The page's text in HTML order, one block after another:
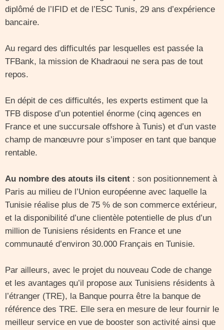
diplômé de l’IFID et de l’ESC Tunis, 29 ans d’expérience
bancaire.
Au regard des difficultés par lesquelles est passée la
TFBank, la mission de Khadraoui ne sera pas de tout
repos.
En dépit de ces difficultés, les experts estiment que la
TFB dispose d’un potentiel énorme (cinq agences en
France et une succursale offshore à Tunis) et d’un vaste
champ de manœuvre pour s’imposer en tant que banque
rentable.
Au nombre des atouts ils citent : son positionnement à
Paris au milieu de l’Union européenne avec laquelle la
Tunisie réalise plus de 75 % de son commerce extérieur,
et la disponibilité d’une clientèle potentielle de plus d’un
million de Tunisiens résidents en France et une
communauté d’environ 30.000 Français en Tunisie.
Par ailleurs, avec le projet du nouveau Code de change
et les avantages qu’il propose aux Tunisiens résidents à
l’étranger (TRE), la Banque pourra être la banque de
référence des TRE. Elle sera en mesure de leur fournir le
meilleur service en vue de booster son activité ainsi que